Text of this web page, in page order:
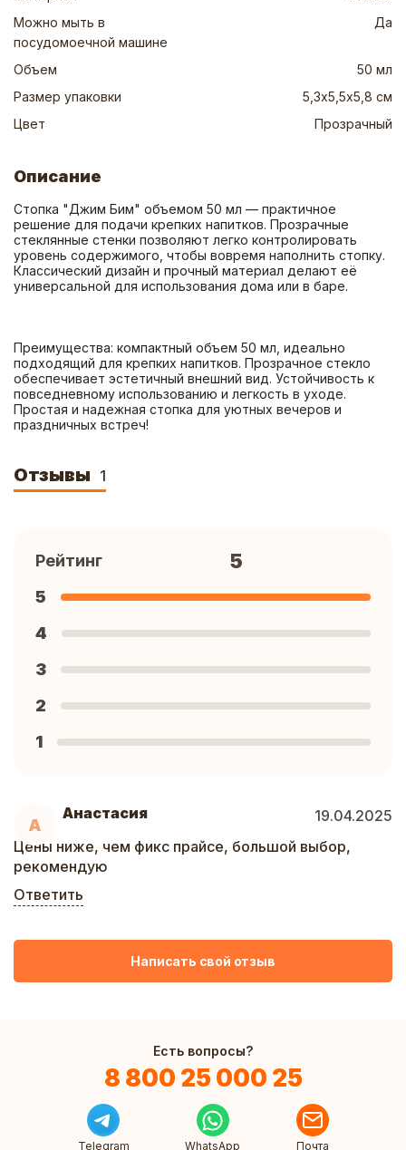
Можно мыть в
посудомоечной машине
Да
Объем
50 мл
Размер упаковки
5,3х5,5х5,8 см
Цвет
Прозрачный
Описание
Стопка "Джим Бим" объемом 50 мл — практичное
решение для подачи крепких напитков. Прозрачные
стеклянные стенки позволяют легко контролировать
уровень содержимого, чтобы вовремя наполнить стопку.
Классический дизайн и прочный материал делают её
Преимущества: компактный объем 50 мл, идеально
подходящий для крепких напитков. Прозрачное стекло
обеспечивает эстетичный внешний вид. Устойчивость к
повседневному использованию и легкость в уходе.
Простая и надежная стопка для уютных вечеров и
праздничных встреч!
Отзывы 1
А
Анастасия
19.04.2025
Цены ниже, чем фикс прайсе, большой выбор,
рекомендую
Ответить
Рейтинг 5
5
4
3
2
1
Написать свой отзыв
Есть вопросы?
8 800 25 000 25
Telegram WhatsApp Почта